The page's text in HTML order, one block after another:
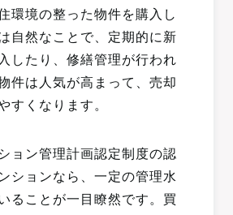
環境の整った物件を購入し
自然なことで、定期的に新
したり、修繕管理が行われ
件は人気が高まって、売却
すくなります。
ョン管理計画認定制度の認
ションなら、一定の管理水
ることが一目瞭然です。買